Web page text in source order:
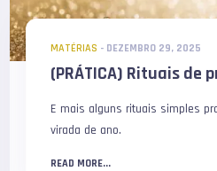
MATÉRIAS - DEZEMBRO 29, 2025
(PRÁTICA) Rituais de
E mais alguns rituais simples
virada de ano.
READ MORE...